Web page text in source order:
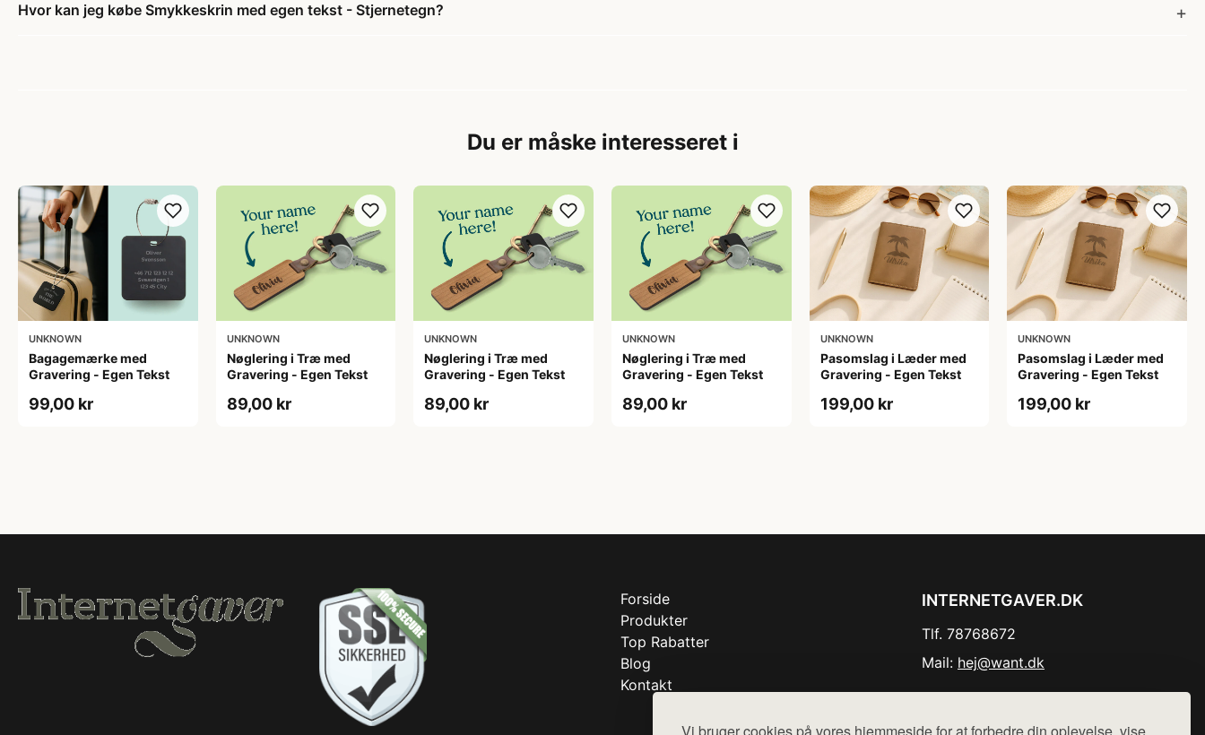
Hvor kan jeg købe Smykkeskrin med egen tekst - Stjernetegn?
Du er måske interesseret i
UNKNOWN
Bagagemærke med
Gravering - Egen Tekst
99,00 kr
UNKNOWN
Nøglering i Træ med
Gravering - Egen Tekst
89,00 kr
UNKNOWN
Nøglering i Træ med
Gravering - Egen Tekst
89,00 kr
UNKNOWN
Nøglering i Træ med
Gravering - Egen Tekst
89,00 kr
UNKNOWN
Pasomslag i Læder med
Gravering - Egen Tekst
199,00 kr
UNKNOWN
Pasomslag i Læder med
Gravering - Egen Tekst
199,00 kr
Forside
Produkter
Top Rabatter
Blog
Kontakt
INTERNETGAVER.DK
Tlf. 78768672
Mail: hej@want.dk